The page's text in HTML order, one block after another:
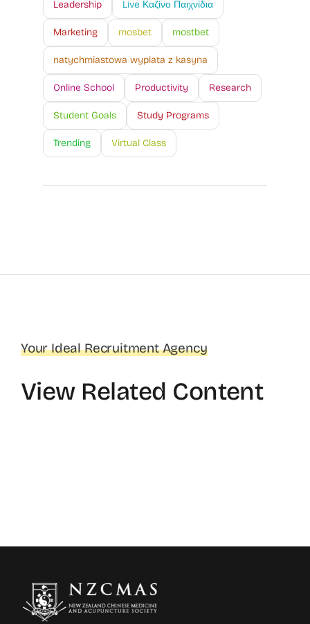
Leadership Live Καζίνο Παιχνίδια
Marketing mosbet mostbet
natychmiastowa wyplata z kasyna
Online School Productivity Research
Student Goals Study Programs
Trending Virtual Class
Your Ideal Recruitment Agency
View Related Content